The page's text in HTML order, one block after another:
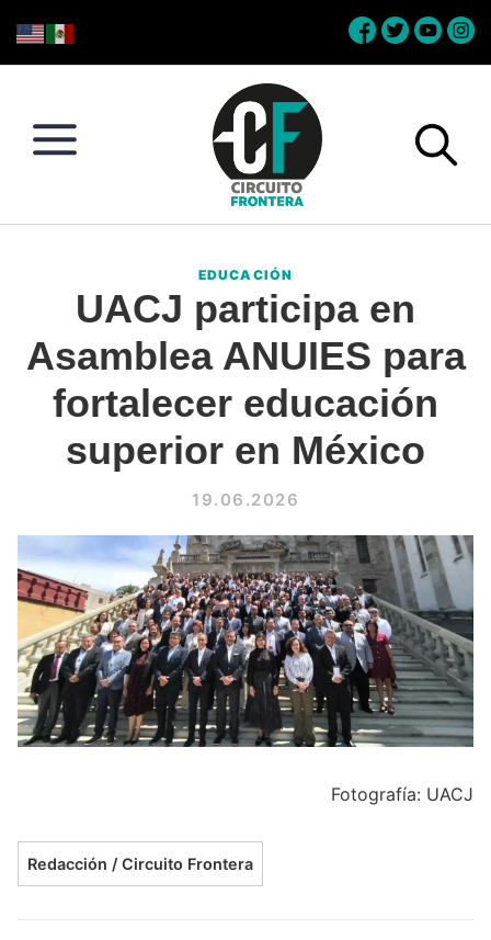
to
to
to
to
Conéctate
la
frontera
EDUCACIÓN
UACJ participa en
Asamblea ANUIES para
fortalecer educación
superior en México
19.06.2026
Fotografía: UACJ
Redacción / Circuito Frontera